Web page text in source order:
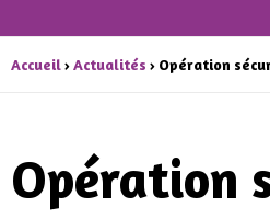
Accueil›Actualités › Opération
Opération